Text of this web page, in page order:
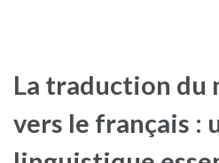
La traduction du
vers le français :